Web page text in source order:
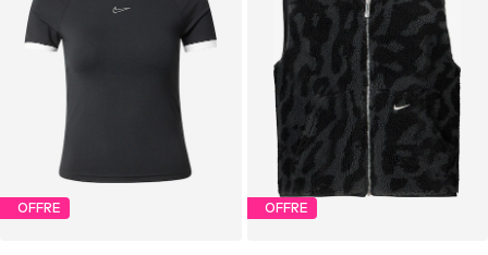
OFFRE OFFRE